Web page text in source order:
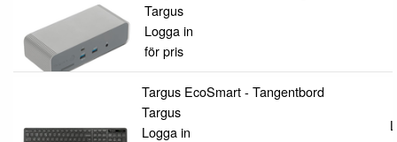
Targus
Logga in
för pris
Targus EcoSmart - Tangentbord
Targus
Logga in